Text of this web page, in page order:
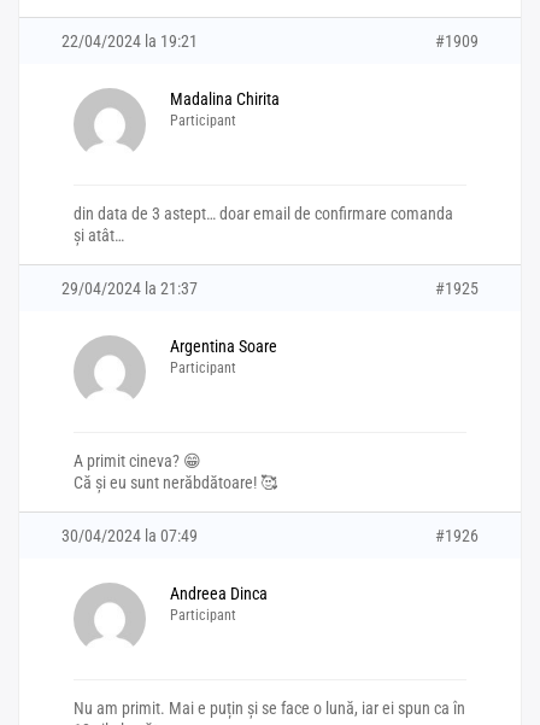
22/04/2024 la 19:21 #1909
Madalina Chirita
Participant
din data de 3 astept… doar email de confirmare comanda
și atât…
29/04/2024 la 21:37 #1925
Argentina Soare
Participant
A primit cineva? 😁
Că și eu sunt nerăbdătoare! 🥰
30/04/2024 la 07:49 #1926
Andreea Dinca
Participant
Nu am primit. Mai e puțin și se face o lună, iar ei spun ca în